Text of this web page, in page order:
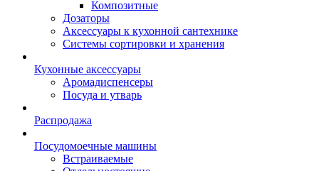
Композитные
Дозаторы
Аксессуары к кухонной сантехнике
Системы сортировки и хранения
Кухонные аксессуары
Аромадиспенсеры
Посуда и утварь
Распродажа
Посудомоечные машины
Встраиваемые